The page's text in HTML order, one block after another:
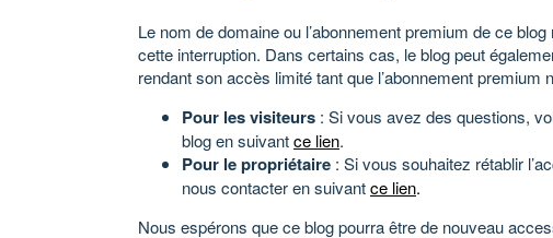
Le nom de domaine ou l’abonnement premium de ce
cette interruption. Dans certains cas, le blog peut
rendant son accès limité tant que l’abonnement premium
Pour les visiteurs : Si vous avez des questions,
blog en suivantce lien.
Pour le propriétaire : Si vous souhaitez rétablir
nous contacter en suivantce lien.
Nous espérons que ce blog pourra être de nouveau